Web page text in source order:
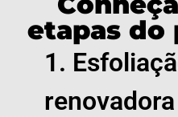
etapas
1.